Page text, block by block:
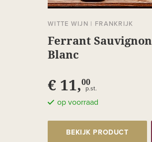
WITTE WIJN | FRANKRIJK
Ferrant Sauvignon
Blanc
€ 11,00
p.st.
op voorraad
BEKIJK PRODUCT